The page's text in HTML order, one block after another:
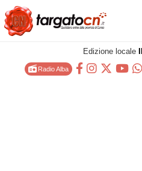
Edizione locale
Radio Alba